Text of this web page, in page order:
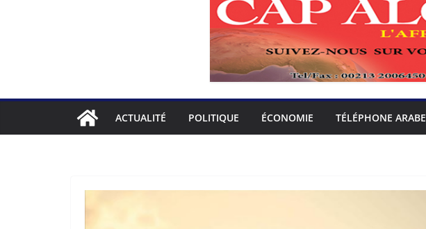
ACTUALITÉ POLITIQUE ÉCONOMIE TÉLÉPHONE ARABE